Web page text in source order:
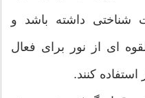
شناختی داشته باشد و
ای از نور برای فعال
کنند.